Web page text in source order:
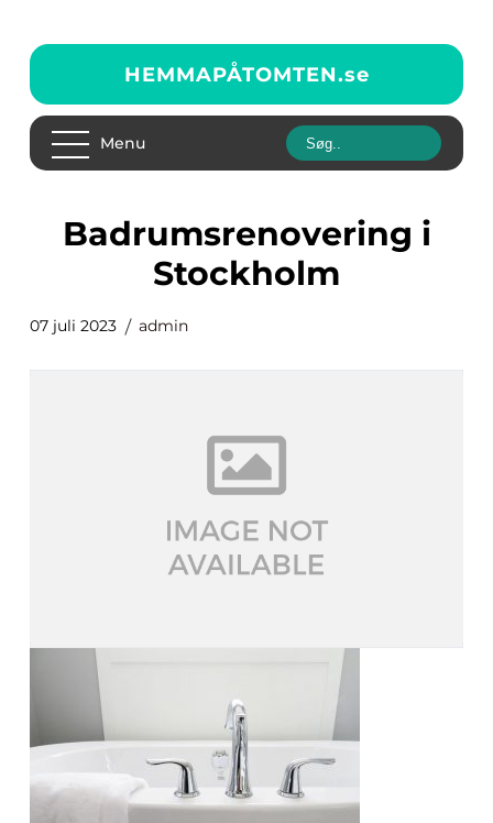
HEMMAPÅTOMTEN.se
Menu
Badrumsrenovering i
Stockholm
07 juli 2023 admin